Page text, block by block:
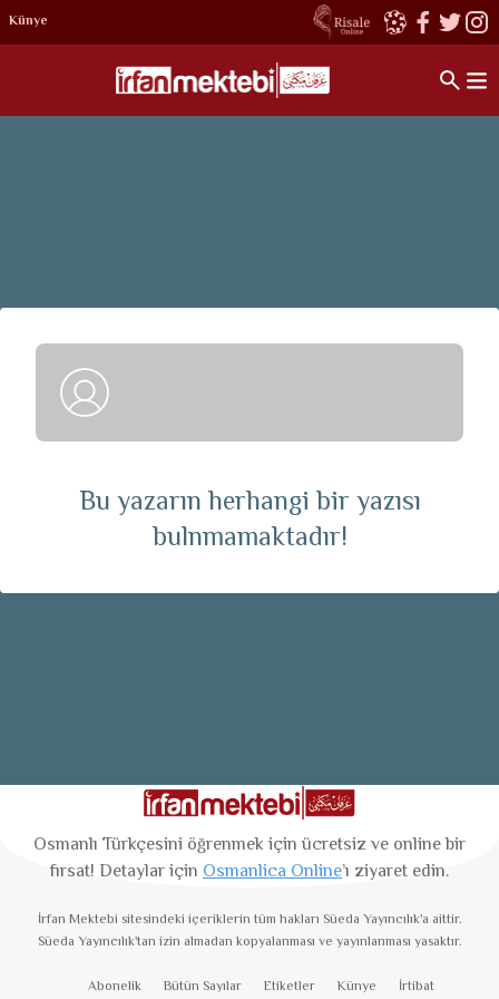
Künye
Bu yazarın herhangi bir yazısı
bulnmamaktadır!
Osmanlı Türkçesini öğrenmek için ücretsiz ve online bir
fırsat! Detaylar için Osmanlica Online’ı ziyaret edin.
İrfan Mektebi sitesindeki içeriklerin tüm hakları Süeda Yayıncılık'a aittir.
Süeda Yayıncılık'tan izin almadan kopyalanması ve yayınlanması yasaktır.
Abonelik Bütün Sayılar Etiketler Künye İrtibat